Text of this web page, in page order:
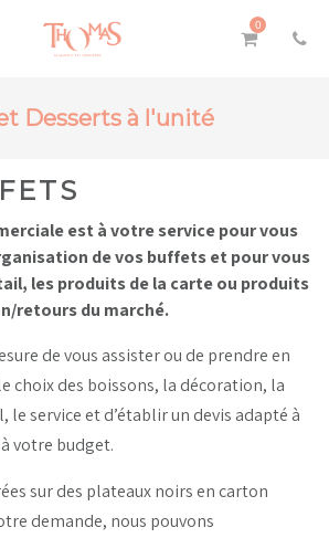
0
Desserts à l'unité
est à votre service pour vous
de vos buffets et pour vous
les produits de la carte ou produits
retours du marché.
de vous assister ou de prendre en
choix des boissons, la décoration, la
service et d’établir un devis adapté à
votre budget.
sur des plateaux noirs en carton
demande, nous pouvons